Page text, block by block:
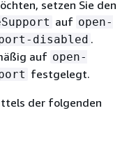
setzen Sie den
auf open-
disabled .
auf open-
festgelegt.
der folgenden